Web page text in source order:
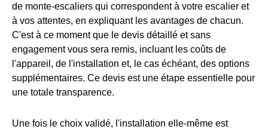
de monte-escaliers qui correspondent à votre escalier et
à vos attentes, en expliquant les avantages de chacun.
C'est à ce moment que le devis détaillé et sans
engagement vous sera remis, incluant les coûts de
l'appareil, de l'installation et, le cas échéant, des options
supplémentaires. Ce devis est une étape essentielle pour
une totale transparence.
Une fois le choix validé, l'installation elle-même est